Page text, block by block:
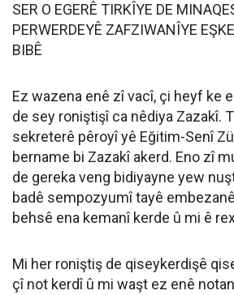
SER O EGERÊ TIRKÎYE DE
PERWERDEYÊ ZAFZIWANÎYE
BIBÊ
Ez wazena enê zî vacî, çi heyf ke
de sey roniştişî ca nêdiya Zazakî.
sekreterê pêroyî yê Eğitim-Senî
bername bi Zazakî akerd. Eno zî
de gereka veng bidiyayne yew
badê sempozyumî tayê
behsê ena kemanî kerde û mi ê
Mi her roniştiş de qiseykerdişê
çî not kerdî û mi waşt ez enê